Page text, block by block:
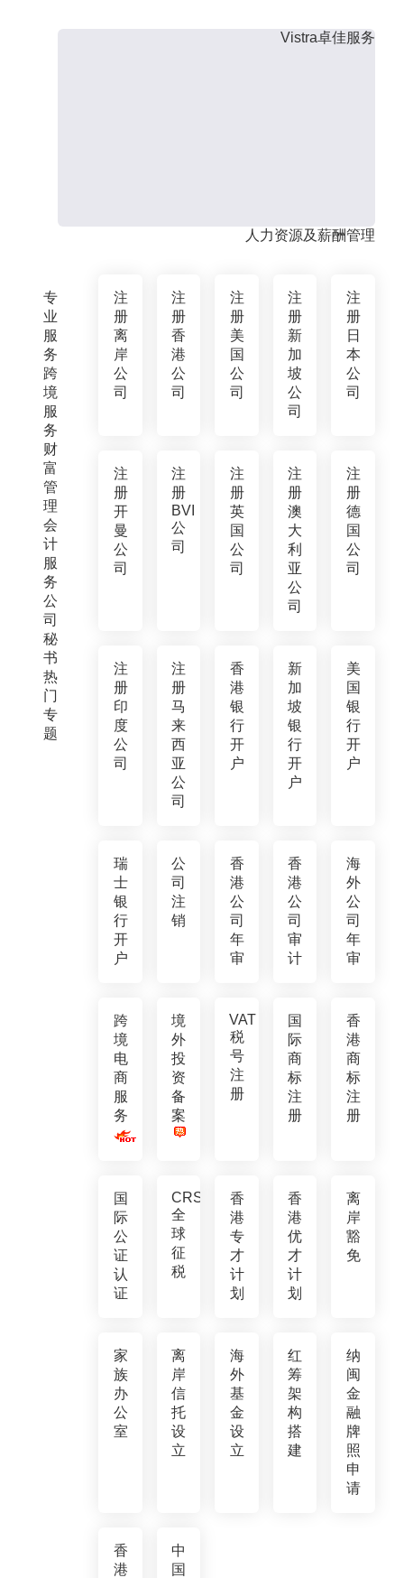
专
业
服
务
跨
境
服
务
财
富
管
理
会
计
服
务
公
司
秘
书
热
门
专
题
Vistra卓佳服务
人力资源及薪酬管理
注
册
离
岸
公
司
注
册
香
港
公
司
注
册
美
国
公
司
注
册
新
加
坡
公
司
注
册
日
本
公
司
注
册
开
曼
公
司
注
册
BVI
公
司
注
册
英
国
公
司
注
册
澳
大
利
亚
公
司
注
册
德
国
公
司
注
册
印
度
公
司
注
册
马
来
西
亚
公
司
香
港
银
行
开
户
新
加
坡
银
行
开
户
美
国
银
行
开
户
瑞
士
银
行
开
户
公
司
注
销
香
港
公
司
年
审
香
港
公
司
审
计
海
外
公
司
年
审
跨
境
电
商
服
务
境
外
投
资
备
案
VAT
税
号
注
册
国
际
商
标
注
册
香
港
商
标
注
册
国
际
公
证
认
证
CRS
全
球
征
税
香
港
专
才
计
划
香
港
优
才
计
划
离
岸
豁
免
家
族
办
公
室
离
岸
信
托
设
立
海
外
基
金
设
立
红
筹
架
构
搭
建
纳
闽
金
融
牌
照
申
请
香
港
中
国